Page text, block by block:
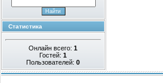
Статистика
Онлайн всего:1
Гостей:1
Пользователей:0